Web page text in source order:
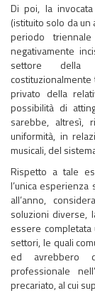
Di poi, la
(istituito solo da
periodo
negativamente
settore della
privato della
possibilità di
sarebbe, altresì,
uniformità, in
musicali, del
Rispetto a tale
l’unica
all’anno,
soluzioni diverse,
essere
settori, le quali
ed avrebbero
professionale
precariato, al cui